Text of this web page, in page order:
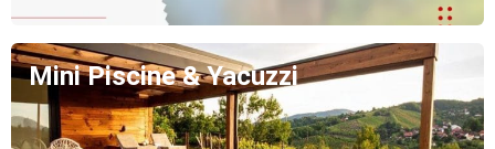
Mini Piscine & Yacuzzi